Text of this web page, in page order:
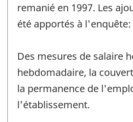
remanié en 1997. Les
été apportés à l'enquête:
Des mesures de salaire
hebdomadaire, la
la permanence de
l'établissement.